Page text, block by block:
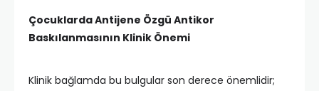
Çocuklarda Antijene Özgü Antikor
Baskılanmasının Klinik Önemi
Klinik bağlamda bu bulgular son derece önemlidir;